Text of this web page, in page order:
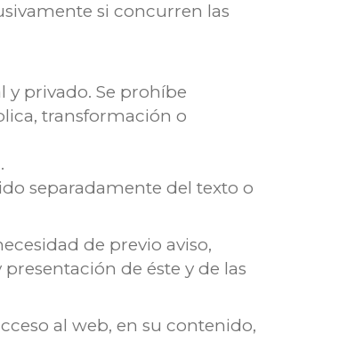
si concurren las
y privado. Se prohíbe
transformación o
separadamente del texto o
de previo aviso,
de éste y de las
al web, en su contenido,